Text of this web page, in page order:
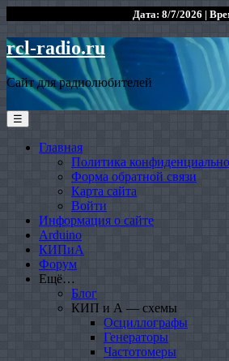
Дата: 8/7/2026 |
rcl-radio.ru
Сайт для радиолюбителей
☰
Главная
Политика
Форма обратной связи
Карта сайта
Войти
Информация о сайте
Arduino
КИПиА
Форум
Ещё…
Блог
КИП и А — схемы
Осциллографы
Генераторы
Частотомеры